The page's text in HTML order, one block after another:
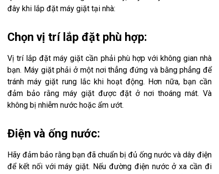
đây khi lắp đặt máy giặt tại nhà:
Chọn vị trí lắp đặt phù hợp:
Vị trí lắp đặt máy giặt cần phải phù hợp với không gian nhà
bạn. Máy giặt phải ở một nơi thẳng đứng và bằng phẳng để
tránh máy giặt rung lắc khi hoạt động. Hơn nữa, bạn cần
đảm bảo rằng máy giặt được đặt ở nơi thoáng mát. Và
không bị nhiễm nước hoặc ẩm ướt.
Điện và ống nước:
Hãy đảm bảo rằng bạn đã chuẩn bị đủ ống nước và dây điện
để kết nối với máy giặt. Nếu đường điện nước ở xa cần đi